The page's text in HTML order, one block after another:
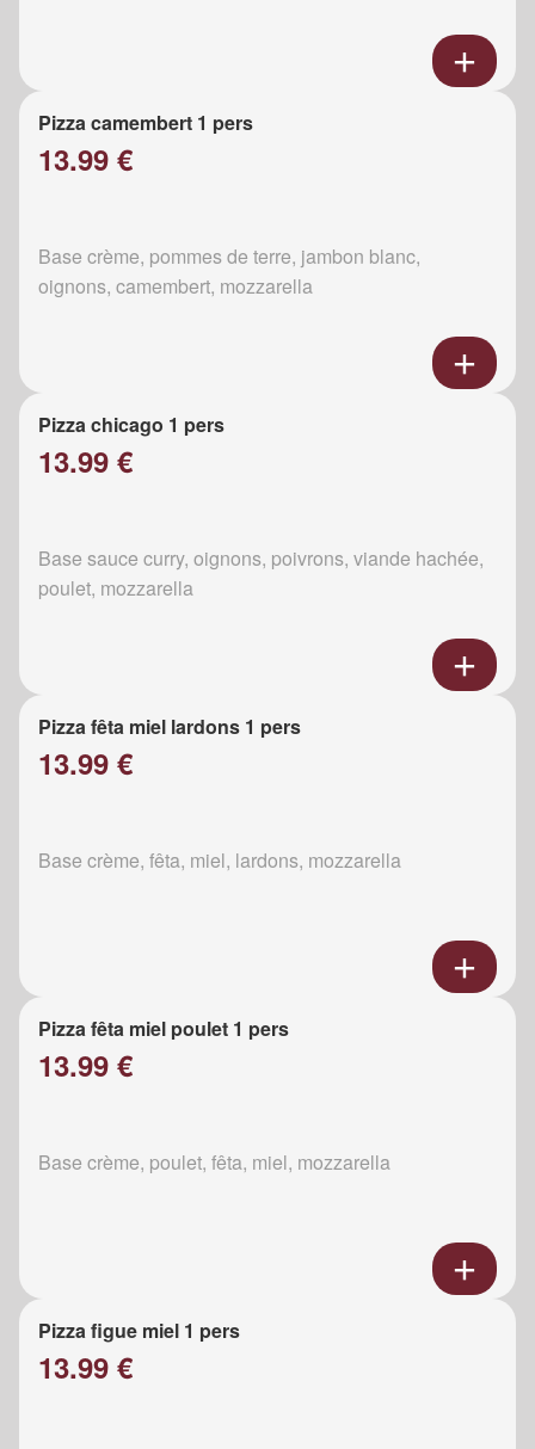
Pizza camembert 1 pers
13.99 €
Base crème, pommes de terre, jambon blanc,
oignons, camembert, mozzarella
Pizza chicago 1 pers
13.99 €
Base sauce curry, oignons, poivrons, viande hachée,
poulet, mozzarella
Pizza fêta miel lardons 1 pers
13.99 €
Base crème, fêta, miel, lardons, mozzarella
Pizza fêta miel poulet 1 pers
13.99 €
Base crème, poulet, fêta, miel, mozzarella
Pizza figue miel 1 pers
13.99 €